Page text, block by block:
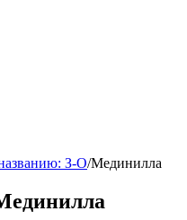
З-О/Мединилла